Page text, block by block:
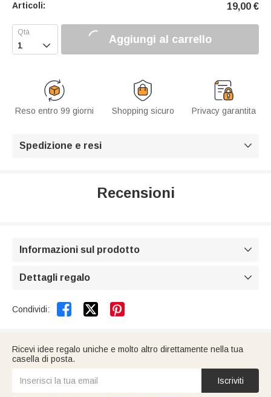
Articoli: 19,00 €
 Aggiungi al carrello
Reso entro 99 giorni Shopping sicuro Privacy garantita
Spedizione e resi 
Recensioni
Informazioni sul prodotto 
Dettagli regalo 
Condividi:  
Ricevi idee regalo uniche e molto altro direttamente nella tua
casella di posta.
Iscriviti